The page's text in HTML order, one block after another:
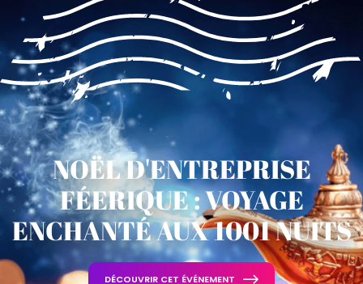
NOËL D'ENTREPRISE
FÉERIQUE : VOYAGE
ENCHANTÉ AUX 1001 NUITS
DÉCOUVRIR CET ÉVÉNEMENT